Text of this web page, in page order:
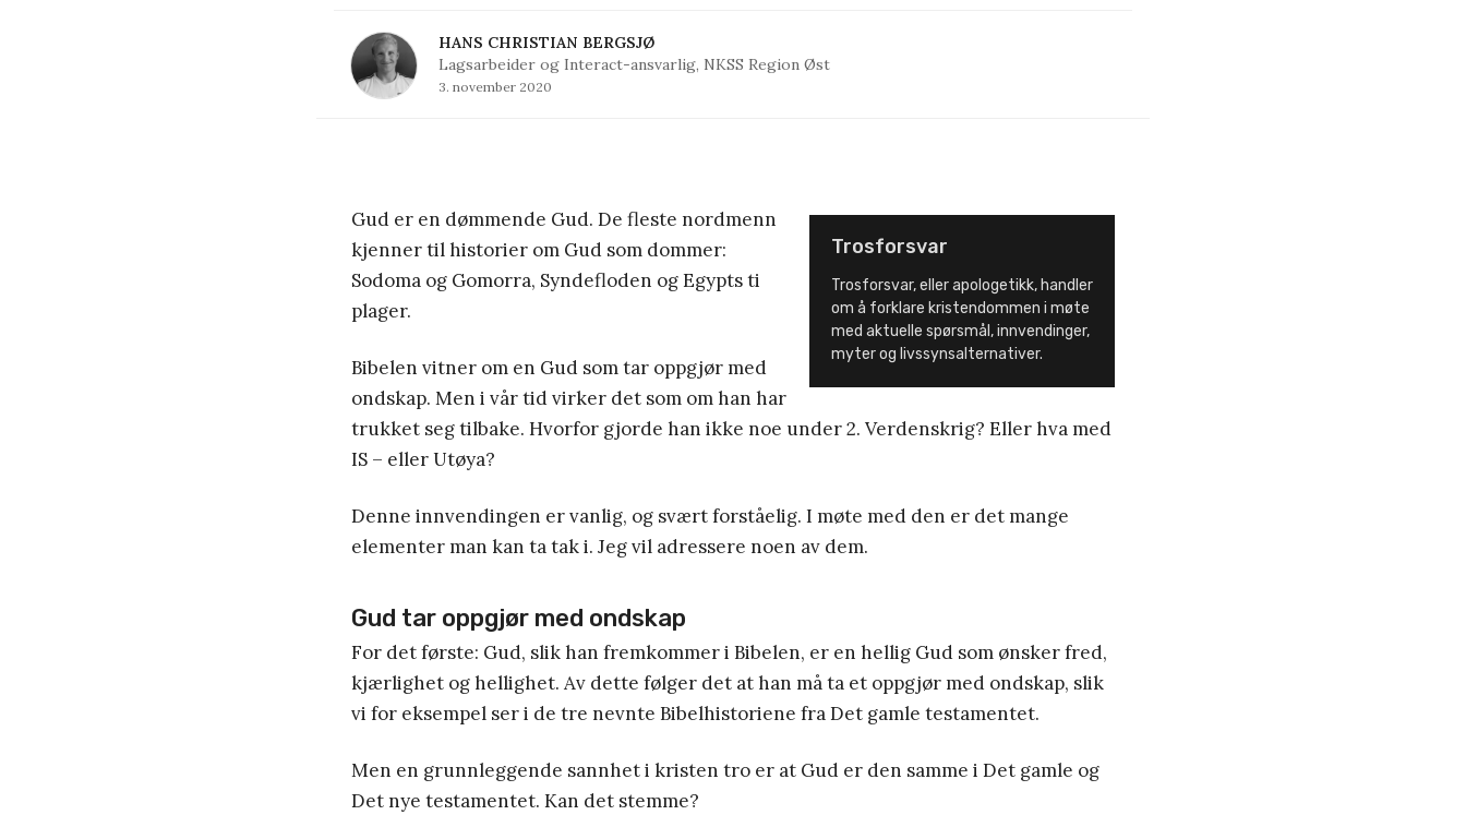
HANS CHRISTIAN BERGSJØ
Lagsarbeider og Interact-ansvarlig, NKSS Region Øst
3. november 2020
Trosforsvar
Trosforsvar, eller apologetikk, handler
om å forklare kristendommen i møte
med aktuelle spørsmål, innvendinger,
myter og livssynsalternativer.
Gud er en dømmende Gud. De fleste nordmenn
kjenner til historier om Gud som dommer:
Sodoma og Gomorra, Syndefloden og Egypts ti
plager.
Bibelen vitner om en Gud som tar oppgjør med
ondskap. Men i vår tid virker det som om han har
trukket seg tilbake. Hvorfor gjorde han ikke noe under 2. Verdenskrig? Eller hva med
IS – eller Utøya?
Denne innvendingen er vanlig, og svært forståelig. I møte med den er det mange
elementer man kan ta tak i. Jeg vil adressere noen av dem.
Gud tar oppgjør med ondskap
For det første: Gud, slik han fremkommer i Bibelen, er en hellig Gud som ønsker fred,
kjærlighet og hellighet. Av dette følger det at han må ta et oppgjør med ondskap, slik
vi for eksempel ser i de tre nevnte Bibelhistoriene fra Det gamle testamentet.
Men en grunnleggende sannhet i kristen tro er at Gud er den samme i Det gamle og
Det nye testamentet. Kan det stemme?